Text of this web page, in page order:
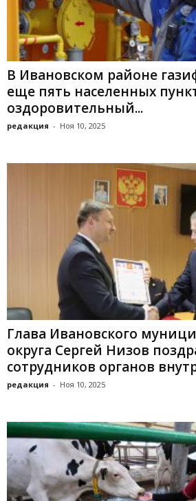
В Ивановском районе
еще пять населенных
оздоровительный...
редакция - Ноя 10, 2025
Глава Ивановского
округа Сергей Низов
сотрудников органов
редакция - Ноя 10, 2025